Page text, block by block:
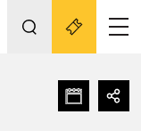
Nos activités